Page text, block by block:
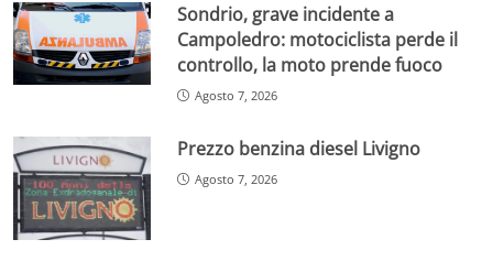
Sondrio, grave incidente a
Campoledro: motociclista perde il
controllo, la moto prende fuoco
Agosto 7, 2026
Prezzo benzina diesel Livigno
Agosto 7, 2026